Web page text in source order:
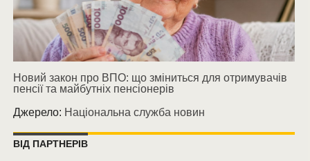
Новий закон про ВПО: що зміниться для отримувачів
пенсії та майбутніх пенсіонерів
Джерело: Національна служба новин
ВІД ПАРТНЕРІВ